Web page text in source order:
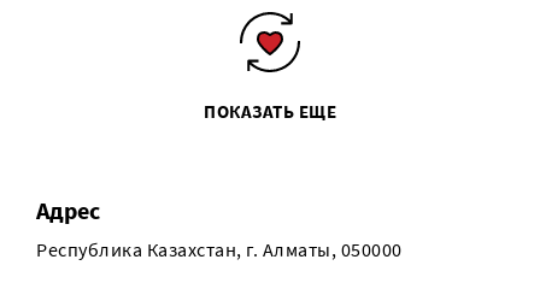
ПОКАЗАТЬ ЕЩЕ
Адрес
Республика Казахстан, г. Алматы, 050000